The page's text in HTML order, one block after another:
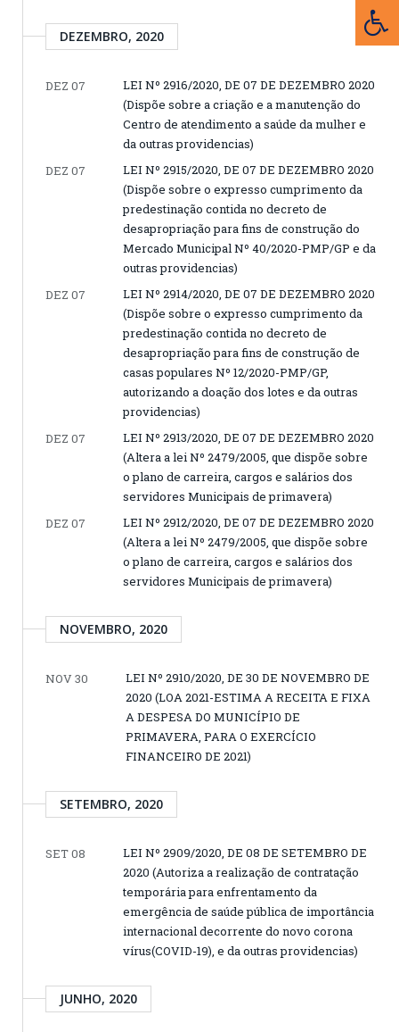
DEZEMBRO, 2020
DEZ 07
LEI Nº 2916/2020, DE 07 DE DEZEMBRO 2020
(Dispõe sobre a criação e a manutenção do
Centro de atendimento a saúde da mulher e
da outras providencias)
DEZ 07
LEI Nº 2915/2020, DE 07 DE DEZEMBRO 2020
(Dispõe sobre o expresso cumprimento da
predestinação contida no decreto de
desapropriação para fins de construção do
Mercado Municipal Nº 40/2020-PMP/GP e da
outras providencias)
DEZ 07
LEI Nº 2914/2020, DE 07 DE DEZEMBRO 2020
(Dispõe sobre o expresso cumprimento da
predestinação contida no decreto de
desapropriação para fins de construção de
casas populares Nº 12/2020-PMP/GP,
autorizando a doação dos lotes e da outras
providencias)
DEZ 07
LEI Nº 2913/2020, DE 07 DE DEZEMBRO 2020
(Altera a lei Nº 2479/2005, que dispõe sobre
o plano de carreira, cargos e salários dos
servidores Municipais de primavera)
DEZ 07
LEI Nº 2912/2020, DE 07 DE DEZEMBRO 2020
(Altera a lei Nº 2479/2005, que dispõe sobre
o plano de carreira, cargos e salários dos
servidores Municipais de primavera)
NOVEMBRO, 2020
NOV 30
LEI Nº 2910/2020, DE 30 DE NOVEMBRO DE
2020 (LOA 2021-ESTIMA A RECEITA E FIXA
A DESPESA DO MUNICÍPIO DE
PRIMAVERA, PARA O EXERCÍCIO
FINANCEIRO DE 2021)
SETEMBRO, 2020
SET 08
LEI Nº 2909/2020, DE 08 DE SETEMBRO DE
2020 (Autoriza a realização de contratação
temporária para enfrentamento da
emergência de saúde pública de importância
internacional decorrente do novo corona
vírus(COVID-19), e da outras providencias)
JUNHO, 2020